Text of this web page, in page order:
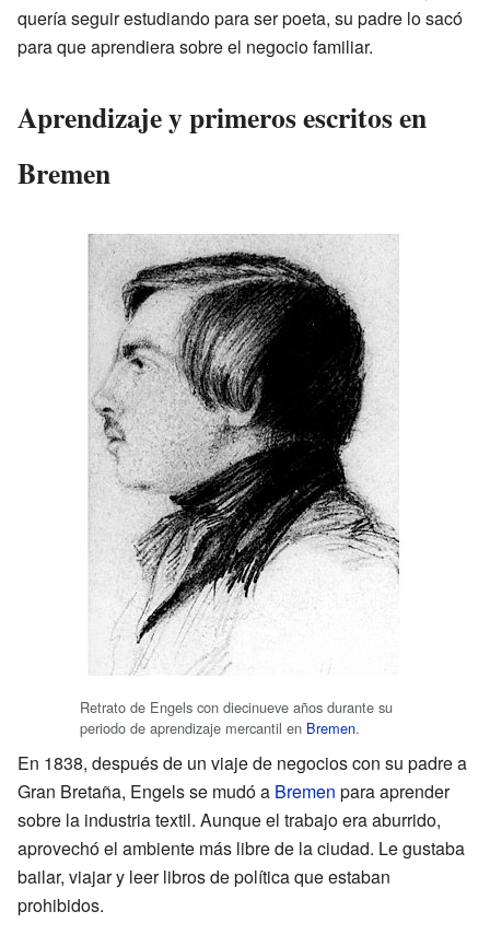
quería seguir estudiando para ser poeta, su padre lo sacó
para que aprendiera sobre el negocio familiar.
Aprendizaje y primeros escritos en
Bremen
Retrato de Engels con diecinueve años durante su
periodo de aprendizaje mercantil en Bremen.
En 1838, después de un viaje de negocios con su padre a
Gran Bretaña, Engels se mudó a Bremen para aprender
sobre la industria textil. Aunque el trabajo era aburrido,
aprovechó el ambiente más libre de la ciudad. Le gustaba
bailar, viajar y leer libros de política que estaban
prohibidos.